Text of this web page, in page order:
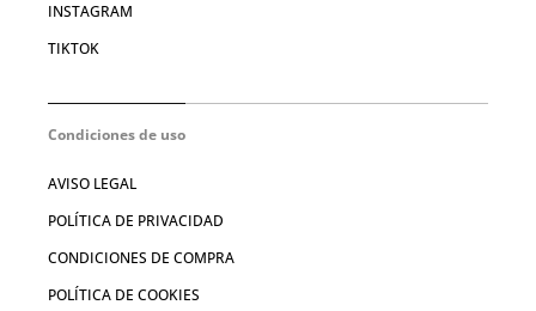
INSTAGRAM
TIKTOK
Condiciones de uso
AVISO LEGAL
POLÍTICA DE PRIVACIDAD
CONDICIONES DE COMPRA
POLÍTICA DE COOKIES